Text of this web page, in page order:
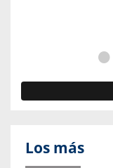
Los más